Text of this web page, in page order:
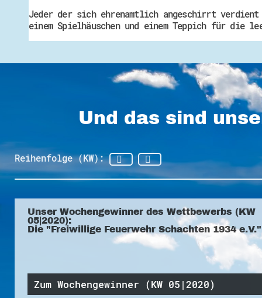
Jeder der sich ehrenamtlich angeschirrt
einem Spielhäuschen und einem Teppich für die
Und das sind
Reihenfolge (KW):
Unser Wochengewinner des Wettbewerbs (KW
05|2020):
Die "Freiwillige Feuerwehr Schachten 1934 e.V."
Zum Wochengewinner (KW 05|2020)